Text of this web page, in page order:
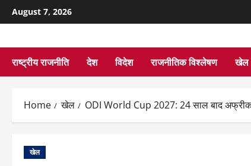
August 7, 2026
राष्ट्रीय राजनीति देश विदेश राजनीतिक विश्लेषण खेल
Home खेल ODI World Cup 2027: 24 साल बाद
खेल